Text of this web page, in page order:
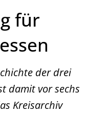
für
der drei
damit vor sechs
Kreisarchiv